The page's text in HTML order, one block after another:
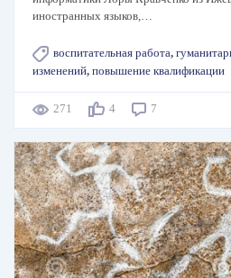
иностранных языков,…
воспитательная работа,
изменений, повышение квалификации
271 4 7